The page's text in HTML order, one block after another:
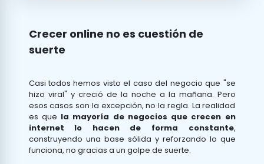
Crecer online no es cuestión de
suerte
Casi todos hemos visto el caso del negocio que "se
hizo viral" y creció de la noche a la mañana. Pero
esos casos son la excepción, no la regla. La realidad
es que la mayoría de negocios que crecen en
internet lo hacen de forma constante,
construyendo una base sólida y reforzando lo que
funciona, no gracias a un golpe de suerte.